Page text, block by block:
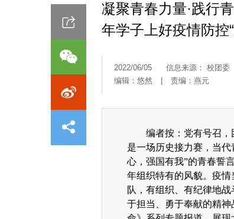
凝聚青春力量·践行
年学子上好疫情防控
2022/06/05
信息来源： 校团委
编辑：悠然
责编：燕元
编者按：党有号召
是一场历史接力赛，当
心，强国有我”的青春誓
年组织特有的风貌。疫
队，有组织、有纪律地
于担当、勇于奉献的精